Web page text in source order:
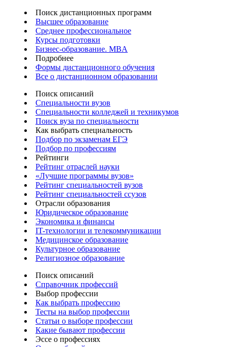
Поиск дистанционных программ
Высшее образование
Среднее профессиональное
Курсы подготовки
Бизнес-образование. MBA
Подробнее
Формы дистанционного обучения
Все о дистанционном образовании
Поиск описаний
Специальности вузов
Специальности колледжей и техникумов
Поиск вуза по специальности
Как выбрать специальность
Подбор по экзаменам ЕГЭ
Подбор по профессиям
Рейтинги
Рейтинг отраслей науки
«Лучшие программы вузов»
Рейтинг специальностей вузов
Рейтинг специальностей ссузов
Отрасли образования
Юридическое образование
Экономика и финансы
IT-технологии и телекоммуникации
Медицинское образование
Культурное образование
Религиозное образование
Поиск описаний
Справочник профессий
Выбор профессии
Как выбрать профессию
Тесты на выбор профессии
Статьи о выборе профессии
Какие бывают профессии
Эссе о профессиях